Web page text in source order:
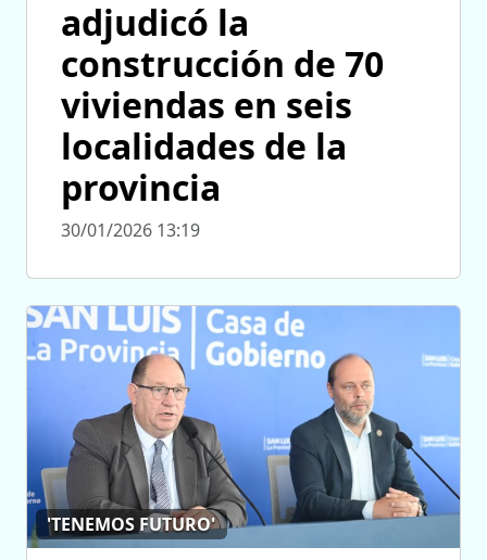
adjudicó la
construcción de 70
viviendas en seis
localidades de la
provincia
30/01/2026 13:19
'TENEMOS FUTURO'